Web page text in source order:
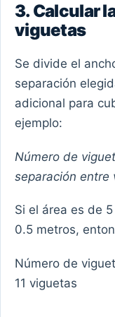
3. Calcular
viguetas
Se divide el
separación
adicional para
ejemplo:
Número de
separación entre
Si el área es de
0.5 metros,
Número de
11 viguetas